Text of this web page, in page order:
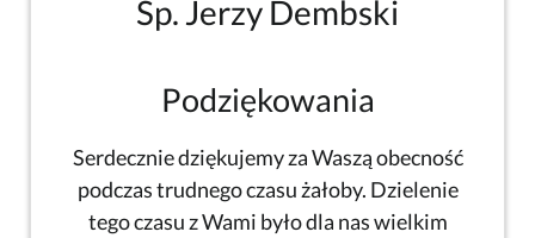
Śp. Jerzy Dembski
Podziękowania
Serdecznie dziękujemy za Waszą obecność
podczas trudnego czasu żałoby. Dzielenie
tego czasu z Wami było dla nas wielkim